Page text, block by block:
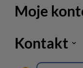
Moje
Kontakt